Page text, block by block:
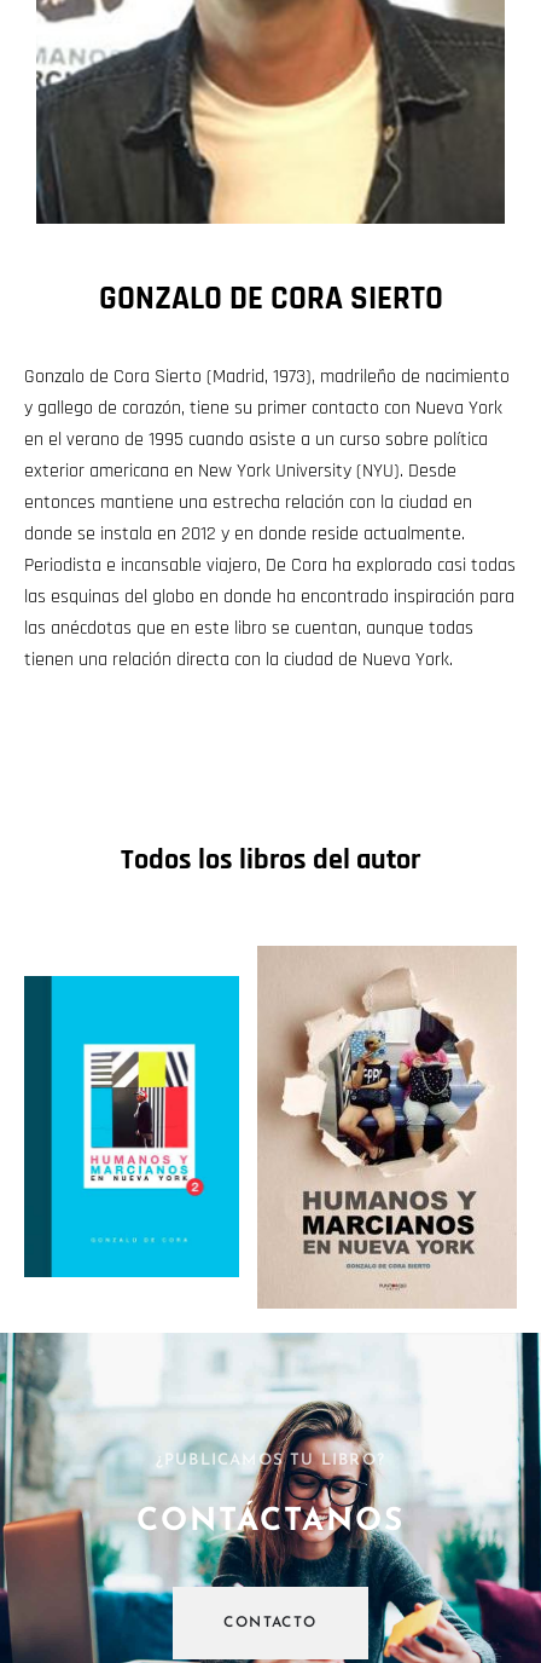
GONZALO DE CORA SIERTO
Gonzalo de Cora Sierto (Madrid, 1973), madrileño de nacimiento
y gallego de corazón, tiene su primer contacto con Nueva York
en el verano de 1995 cuando asiste a un curso sobre política
exterior americana en New York University (NYU). Desde
entonces mantiene una estrecha relación con la ciudad en
donde se instala en 2012 y en donde reside actualmente.
Periodista e incansable viajero, De Cora ha explorado casi todas
las esquinas del globo en donde ha encontrado inspiración para
las anécdotas que en este libro se cuentan, aunque todas
tienen una relación directa con la ciudad de Nueva York.
Todos los libros del autor
¿PUBLICAMOS TU LIBRO?
CONTÁCTANOS
CONTACTO